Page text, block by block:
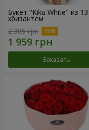
Букет "Kiku White" из 13
хризантем
2 305 грн
Заказать